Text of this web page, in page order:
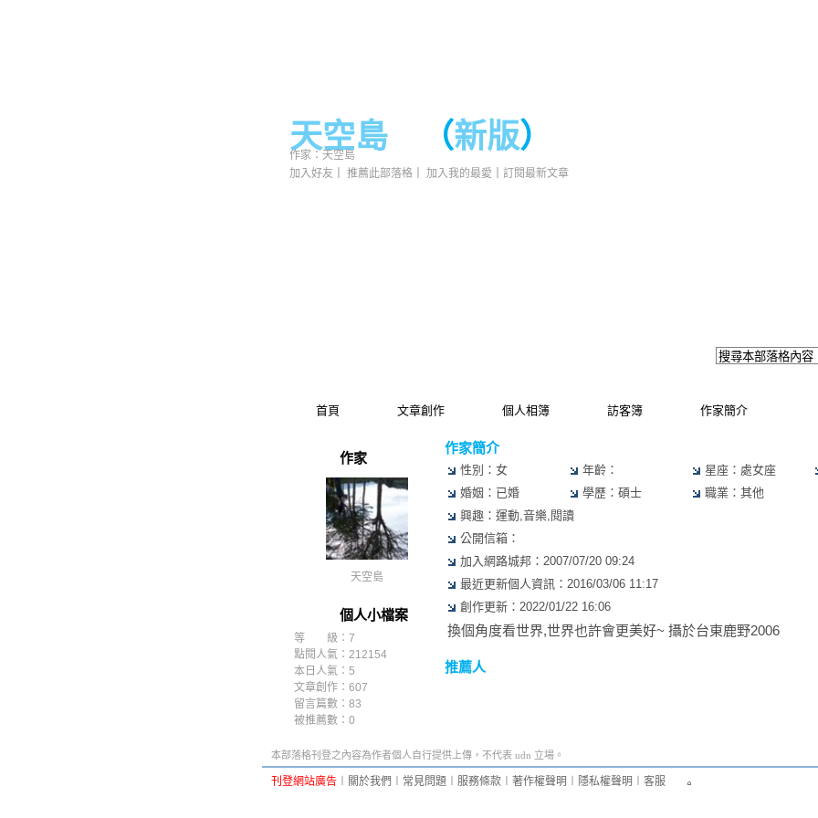
天空島 （新版）
首頁 文章創作 個人相簿 訪客簿 作家簡介
加入好友 推薦此部落格 加入我的最愛 訂閱最新文章
作家：天空島
作家
天空島
個人小檔案
等 級：7
點閱人氣：212154
本日人氣：5
文章創作：607
留言篇數：83
被推薦數： 0
作家簡介
性別：女 年齡：
星座：處女座
婚姻：已婚
學歷：碩士
職業：其他
興趣：運動,音樂,閱讀
公開信箱：
加入網路城邦：2007/07/20 09:24
最近更新個人資訊：2016/03/06 11:17
創作更新：2022/01/22 16:06
換個角度看世界,世界也許會更美好~ 攝於台東鹿野2006
推薦人
本部落格刊登之內容為作者個人自行提供上傳，不代表 udn 立場。
刊登網站廣告 關於我們 常見問題 服務條款 著作權聲明 隱私權聲明 客服